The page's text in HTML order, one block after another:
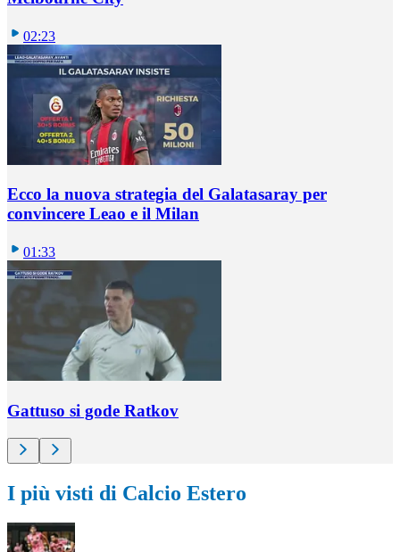
02:23
Ecco la nuova strategia del Galatasaray per
convincere Leao e il Milan
01:33
Gattuso si gode Ratkov
I più visti di Calcio Estero